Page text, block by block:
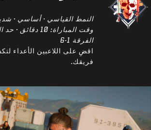
النمط القياسي · أساسي ·
الفرقة 1-6
اقضِ على اللاعبين الأعداء
فريقك.